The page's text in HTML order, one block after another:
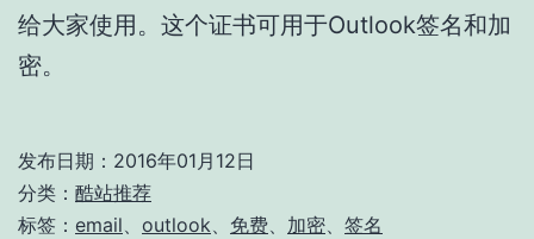
给大家使用。这个证书可用于Outlook签名和加
密。
发布日期： 2016年01月12日
分类： 酷站推荐
标签： email outlook 免费 加密 签名